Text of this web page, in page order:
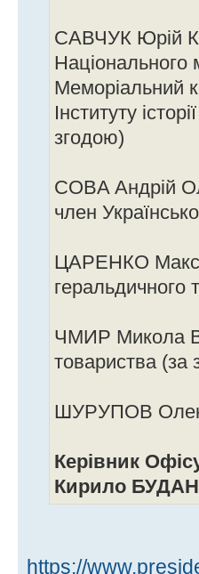
САВЧУК Юрій
Національного
Меморіальний
Інституту
згодою)
COBA Андрій
член
ЦАРЕНКО
геральдичного
ЧМИР Микола
товариства (за
ШУРУПОВ
Керівник
Кирило
https://